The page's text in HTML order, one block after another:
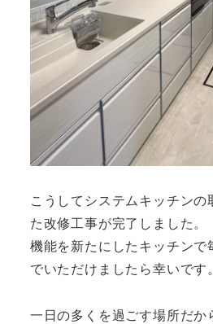
こうしてシステムキッチンの
た改修工事が完了しました。
機能を新たにしたキッチンで
でいただけましたら幸いです
一日の多くを過ごす場所だか